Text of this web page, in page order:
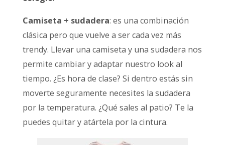
Camiseta + sudadera: es una combinación
clásica pero que vuelve a ser cada vez más
trendy. Llevar una camiseta y una sudadera nos
permite cambiar y adaptar nuestro look al
tiempo. ¿Es hora de clase? Si dentro estás sin
moverte seguramente necesites la sudadera
por la temperatura. ¿Qué sales al patio? Te la
puedes quitar y atártela por la cintura.